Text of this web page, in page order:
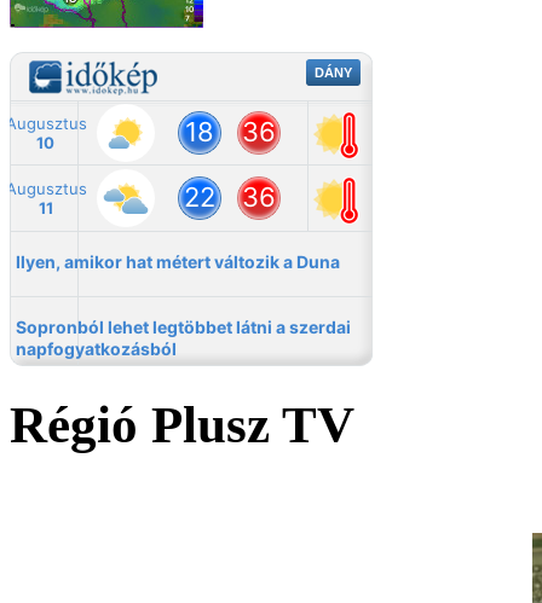
Régió Plusz TV